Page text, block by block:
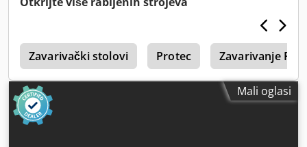
Zavarivački stolovi Protec Zavarivanje
Mali oglasi